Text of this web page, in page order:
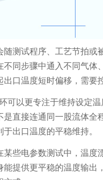
测试程序、工艺节拍
同步骤中通入不同气
口温度短时偏移，需要
可以更专注于维持设定
直接连通同一股流体
出口温度的平稳维持。
些电参数测试中，温
提供更平稳的温度输出